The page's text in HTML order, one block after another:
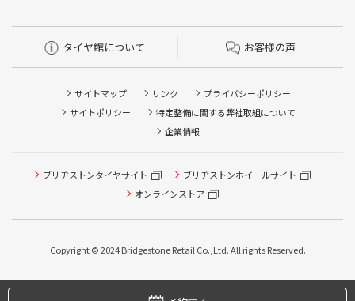
タイヤ館について お客様の声
サイトマップ リンク
プライバシーポリシー
サイトポリシー
特定整備に関する弊社取組について
企業情報
ブリヂストンタイヤサイト
ブリヂストンホイールサイト
オンラインストア
Copyright © 2024 Bridgestone Retail Co.,Ltd. All rights Reserved.
ピット作業の予約